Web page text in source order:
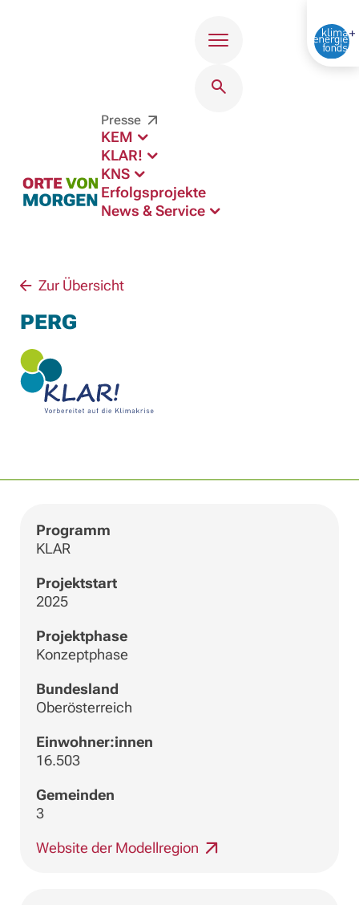
Presse
KEM
KLAR!
KNS
Erfolgsprojekte
News & Service
Zur Übersicht
PERG
+
Programm
KLAR
Projektstart
2025
Projektphase
Konzeptphase
Bundesland
Oberösterreich
Einwohner:innen
16.503
Gemeinden
3
Website der Modellregion